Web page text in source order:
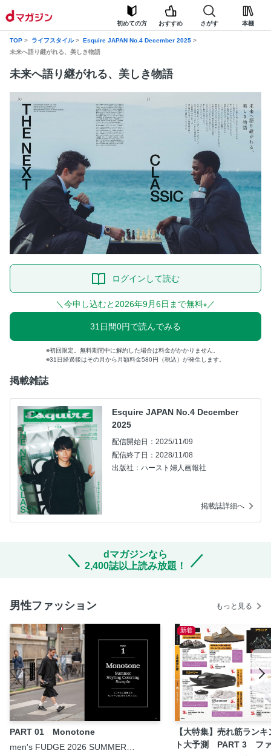
初めての方 おすすめ さがす 本棚
TOP ライフスタイル
Esquire JAPAN No.4 December 2025
未来へ語り継がれる、美しき物語
未来へ語り継がれる、美しき物語
ログインして読む
＼今申し込むと2026年9月6日まで無料※ ／
31日間0円で読んでみる
初回限定。無料期間中に解約した場合は料金がかかりません。
31日経過後はその月から月額料金580円（税込）が発生します。
掲載雑誌
Esquire JAPAN No.4 December
2025
配信開始日：2025/11/09
配信終了日：2028/11/08
出版社：ハースト婦人画報社
掲載誌詳細へ
dマガジンなら
2,400誌以上読み放題！
男性ファッション もっと見る
PART 01 Monotone
men's FUDGE 2026 SUMMER
新着
【大特集】売れ筋ラン
ト大予測 PART 3 フ